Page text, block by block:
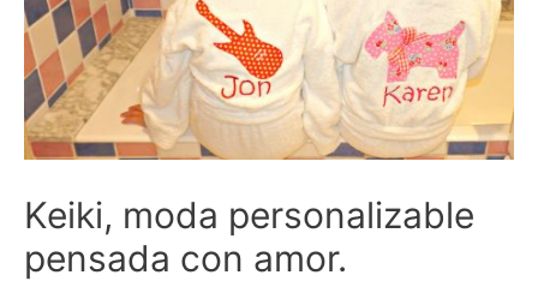
Keiki, moda personalizable
pensada con amor.